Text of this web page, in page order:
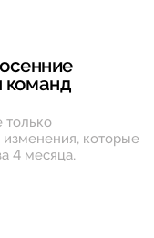
только
которые
4 месяца.